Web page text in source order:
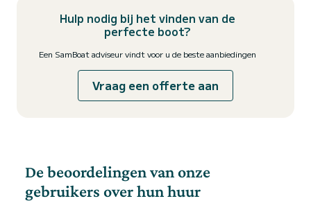
Hulp nodig bij het vinden van de
perfecte boot?
Een SamBoat adviseur vindt voor u de beste aanbiedingen
Vraag een offerte aan
De beoordelingen van onze
gebruikers over hun huur